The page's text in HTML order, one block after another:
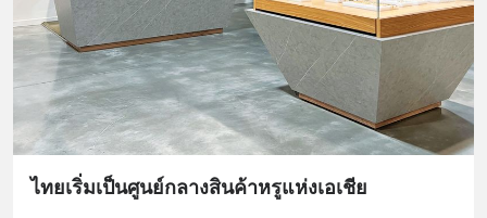
ไทยเริ่มเป็นศูนย์กลางสินค้าหรูแห่งเอเชีย